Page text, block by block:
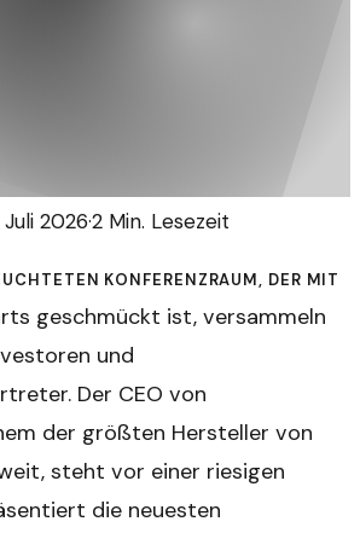
Juli 2026·2 Min. Lesezeit
Konferenzraum, der mit
geschmückt ist, versammeln
und
Der CEO von
der größten Hersteller von
steht vor einer riesigen
die neuesten